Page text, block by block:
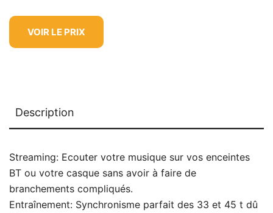
VOIR LE PRIX
Description
Streaming: Ecouter votre musique sur vos enceintes
BT ou votre casque sans avoir à faire de
branchements compliqués.
Entraînement: Synchronisme parfait des 33 et 45 t dû